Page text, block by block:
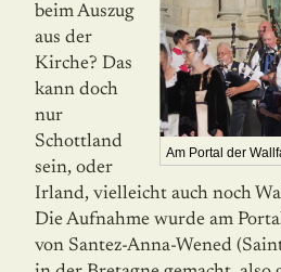
Am Portal der
beim Auszug
aus der
Kirche? Das
kann doch
nur
Schottland
sein, oder
Irland, vielleicht auch noch
Die Aufnahme wurde am
von Santez-Anna-Wened